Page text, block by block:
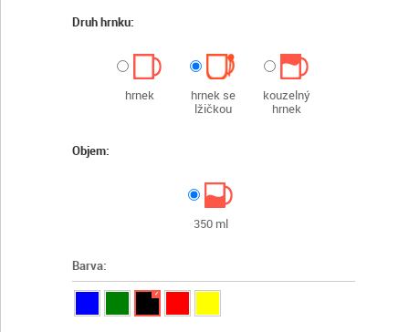
Druh hrnku:
hrnek
hrnek se
lžičkou
kouzelný
hrnek
Objem:
350 ml
Barva:
✓